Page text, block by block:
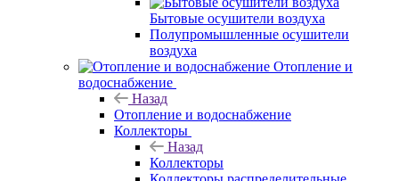
Бытовые осушители воздуха
Полупромышленные осушители
воздуха
Отопление и
водоснабжение
Назад
Отопление и водоснабжение
Коллекторы
Назад
Коллекторы